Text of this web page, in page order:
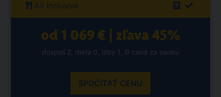
All Inclusive
od 1 069 € | zľava 45%
dospelí 2, dieťa 0, izby 1, Ø cena za osobu
SPOČÍTAŤ CENU